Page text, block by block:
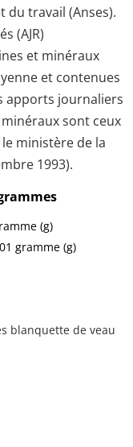
travail (Anses).
(AJR)
et minéraux
et contenues
apports journaliers
sont ceux
ministère de la
1993).
(g)
gramme (g)
blanquette de veau